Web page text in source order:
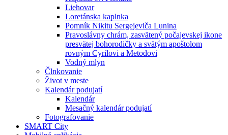
Liehovar
Loretánska kaplnka
Pomník Nikitu Sergejeviča Lunina
Pravoslávny chrám, zasvätený počajevskej ikone
presvätej bohorodičky a svätým apoštolom
rovným Cyrilovi a Metodovi
Vodný mlyn
Člnkovanie
Život v meste
Kalendár podujatí
Kalendár
Mesačný kalendár podujatí
Fotografovanie
SMART City